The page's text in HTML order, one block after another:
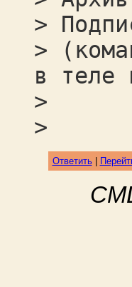
>
>
в теле
>
>
Ответить|